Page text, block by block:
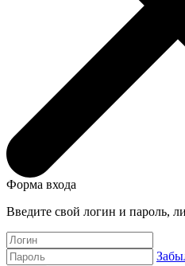
Форма входа
Введите свой логин и пароль,